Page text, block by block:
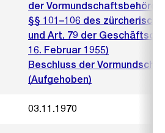
der
§§ 101–106 des
und Art. 79 der
16. Februar 1955)
Beschluss der
(Aufgehoben)
03.11.1970